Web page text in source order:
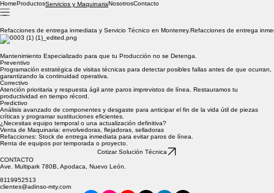
HomeProductosServicios y MaquinariaNosotrosContacto
Refacciones de entrega inmediata y Servicio Técnico en Monterrey.
Mantenimiento Especializado para que tu Producción no se Detenga.
Preventivo
Programación estratégica de visitas técnicas para detectar posibles fallas antes de que ocurran,
garantizando la continuidad operativa.
Correctivo
Atención prioritaria y respuesta ágil ante paros imprevistos de línea. Restauramos tu
productividad en tiempo récord.
Predictivo
Análisis avanzado de componentes y desgaste para anticipar el fin de la vida útil de piezas
críticas y programar sustituciones eficientes.
¿Necesitas equipo temporal o una actualización definitiva?
Venta de Maquinaria: envolvedoras, flejadoras, selladoras
Refacciones: Stock de entrega inmediata para evitar paros de línea.
Renta de equipos por temporada o proyecto.
Cotizar Solución Técnica
CONTACTO
Ave. Multipark 780B, Apodaca, Nuevo León.
8119952513
clientes@adinso-mty.com